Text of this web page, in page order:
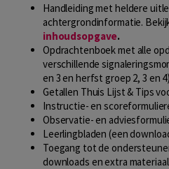
Handleiding met heldere
achtergrondinformatie.
inhoudsopgave.
Opdrachtenboek met alle
verschillende
en 3 en herfst groep 2, 3 en
Getallen Thuis Lijst & Tips
Instructie- en
Observatie- en
Leerlingbladen (een
Toegang tot de
downloads en extra materiaal